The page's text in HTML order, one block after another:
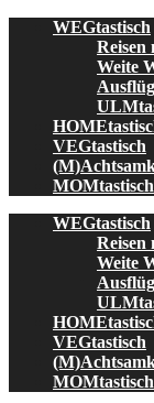
WEGtastisch
Reisen
Weite
VEGtastisch
MOMtastisch
WEGtastisch
Reisen
Weite
VEGtastisch
MOMtastisch